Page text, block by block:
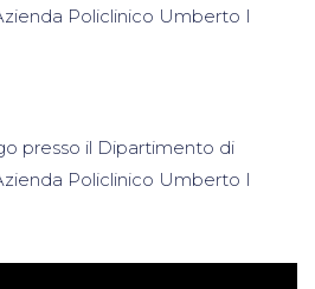
Policlinico Umberto I
presso il Dipartimento di
Policlinico Umberto I